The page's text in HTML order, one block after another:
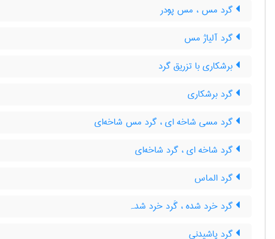
گرد مس ، مس پودر
گرد آلیاژ مس
برشکاری با تزریق گرد
گرد برشکاری
گرد مسی شاخه ای ، گرد مس شاخه‌ای
گرد شاخه ای ، گرد شاخه‌ای
گرد الماس
گرد خرد شده ، گَرد خرد شدہ
گرد پاشیدنی